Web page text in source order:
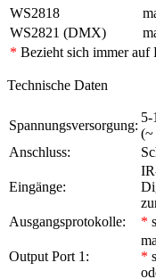
WS2818
WS2821 (DMX)
* Bezieht sich immer auf
Technische Daten
Spannungsversorgung:
(~
Anschluss:
Eingänge:
Ausgangsprotokolle:
*
Output Port 1:
*